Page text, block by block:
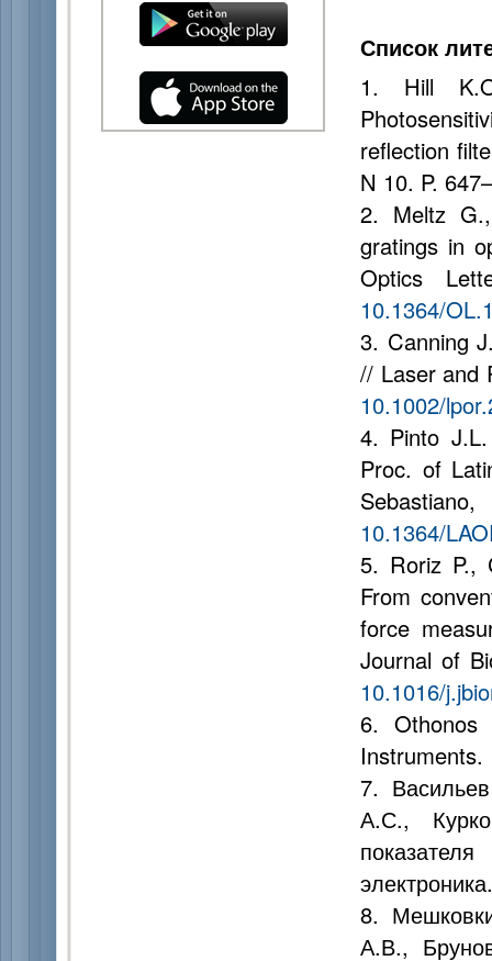
Список
1. Hill
reflection
N 10. P.
2. Meltz
gratings in
Optics
10.1364/
3. Canning
// Laser and
10.1002/
4. Pinto
Proc. of
10.1364/
5. Roriz P.,
From
force
Journal of
10.1016/
6.
Instruments.
7.
А.С.,
8.
А.В.,